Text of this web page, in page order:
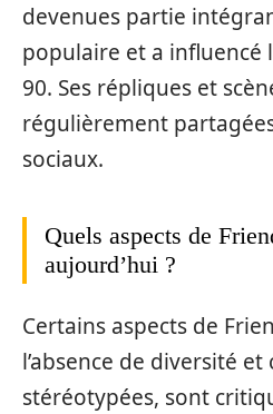
devenues partie
populaire et a influencé
90. Ses répliques et
régulièrement
sociaux.
Quels aspects de
aujourd’hui ?
Certains aspects de
l’absence de diversité
stéréotypées, sont